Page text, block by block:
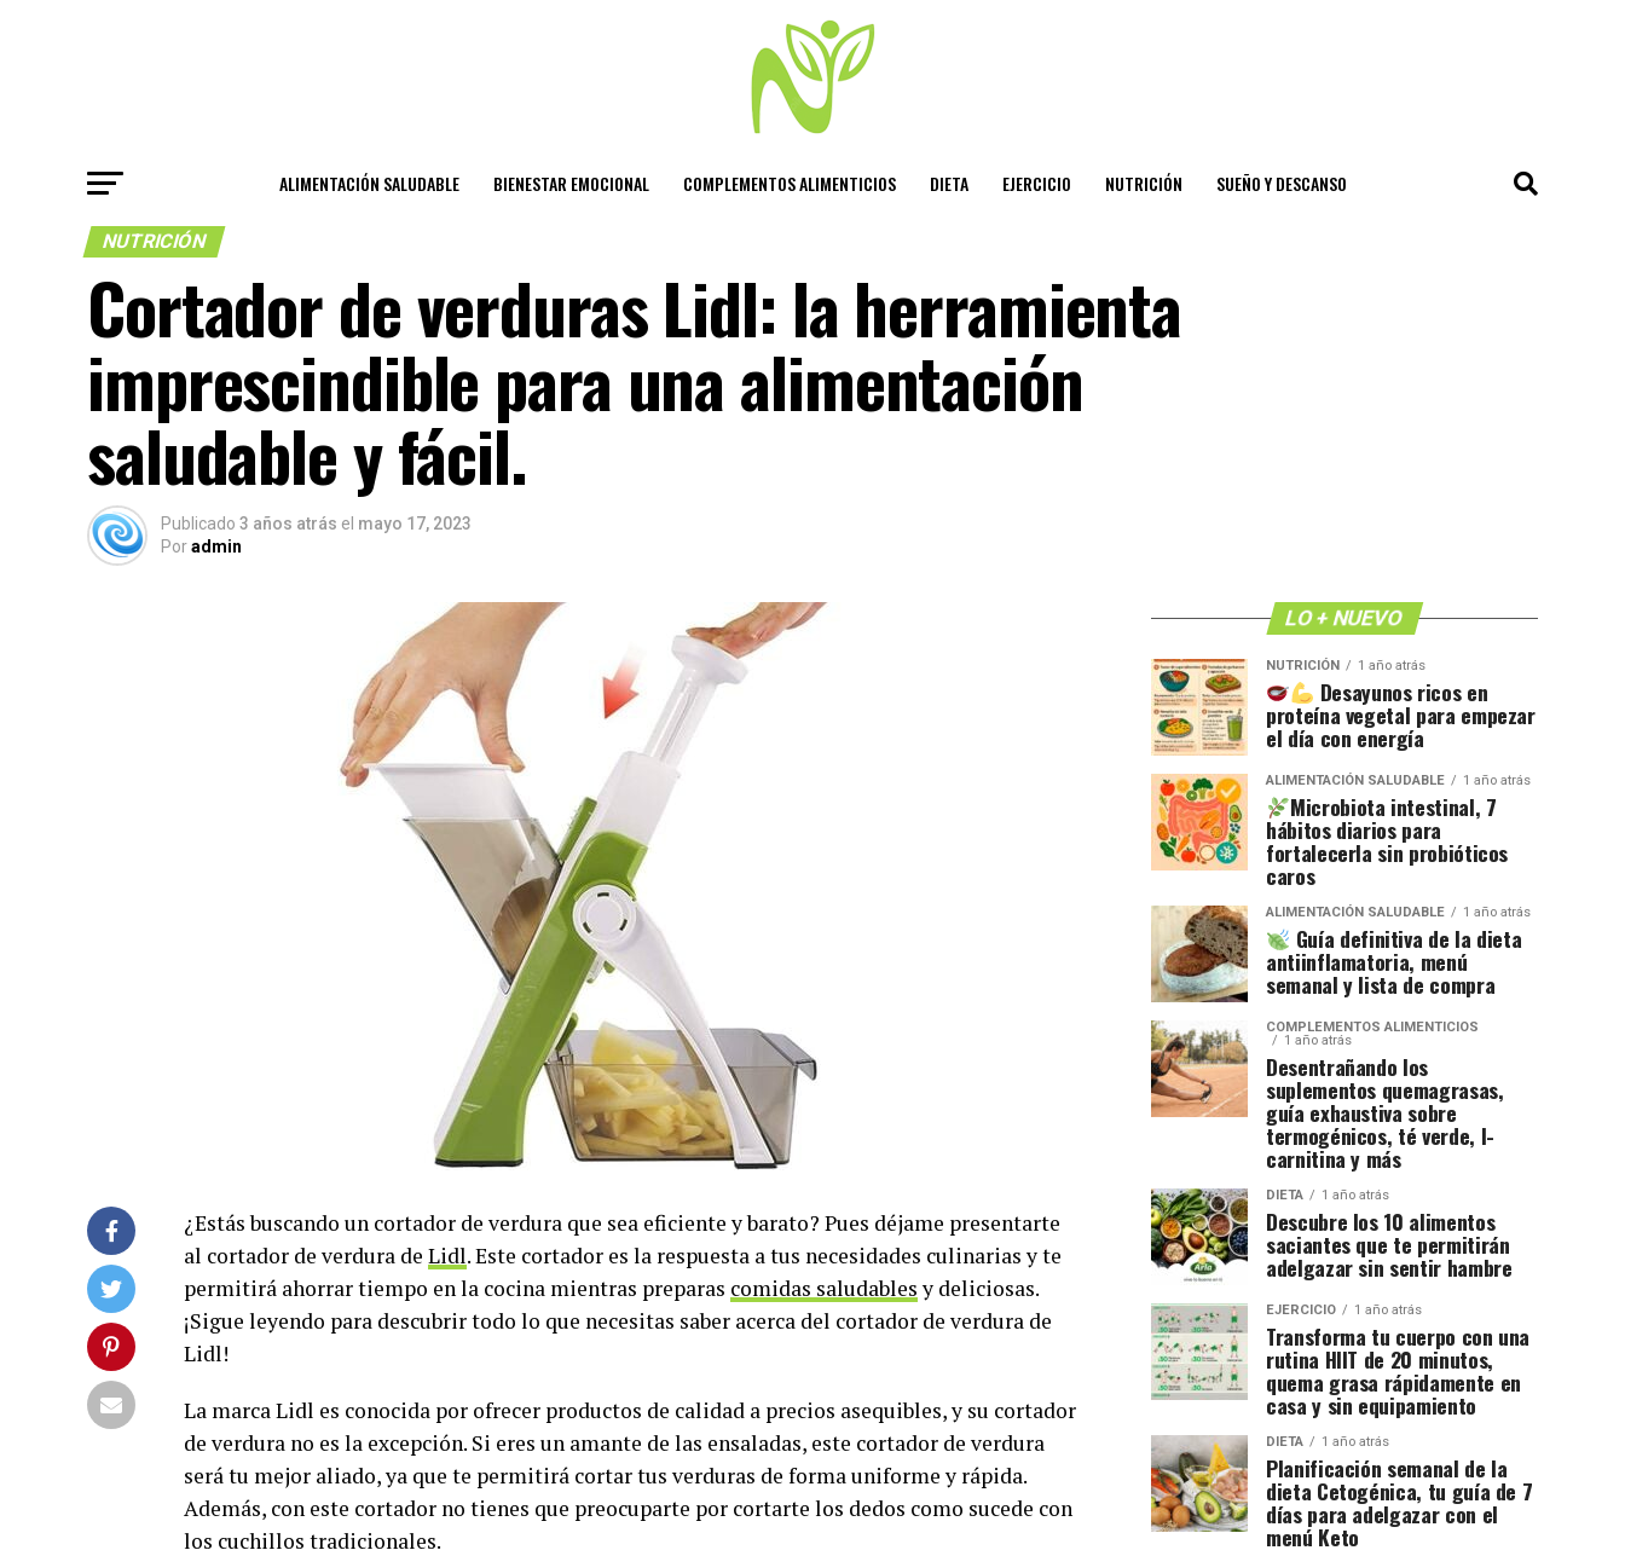
ALIMENTACIÓN SALUDABLE BIENESTAR EMOCIONAL COMPLEMENTOS ALIMENTICIOS DIETA EJERCICIO NUTRICIÓN SUEÑO Y DESCANSO
NUTRICIÓN
Cortador de verduras Lidl: la herramienta
imprescindible para una alimentación
saludable y fácil.
Publicado 3 años atrás el mayo 17, 2023
Poradmin
¿Estás buscando un cortador de verdura que sea eficiente y barato? Pues déjame presentarte
al cortador de verdura de Lidl. Este cortador es la respuesta a tus necesidades culinarias y te
permitirá ahorrar tiempo en la cocina mientras preparas comidas saludablesy deliciosas.
¡Sigue leyendo para descubrir todo lo que necesitas saber acerca del cortador de verdura de
Lidl!
La marca Lidl es conocida por ofrecer productos de calidad a precios asequibles, y su cortador
de verdura no es la excepción. Si eres un amante de las ensaladas, este cortador de verdura
será tu mejor aliado, ya que te permitirá cortar tus verduras de forma uniforme y rápida.
Además, con este cortador no tienes que preocuparte por cortarte los dedos como sucede con
los cuchillos tradicionales.
LO + NUEVO
NUTRICIÓN 1 año atrás
Desayunos ricos en
proteína vegetal para empezar
el día con energía
ALIMENTACIÓN SALUDABLE 1 año atrás
Microbiota intestinal, 7
hábitos diarios para
fortalecerla sin probióticos
caros
ALIMENTACIÓN SALUDABLE 1 año atrás
Guía definitiva de la dieta
antiinflamatoria, menú
semanal y lista de compra
COMPLEMENTOS ALIMENTICIOS
1 año atrás
Desentrañando los
suplementos quemagrasas,
guía exhaustiva sobre
termogénicos, té verde, l-
carnitina y más
DIETA 1 año atrás
Descubre los 10 alimentos
saciantes que te permitirán
adelgazar sin sentir hambre
EJERCICIO 1 año atrás
Transforma tu cuerpo con una
rutina HIIT de 20 minutos,
quema grasa rápidamente en
casa y sin equipamiento
DIETA 1 año atrás
Planificación semanal de la
dieta Cetogénica, tu guía de 7
días para adelgazar con el
menú Keto